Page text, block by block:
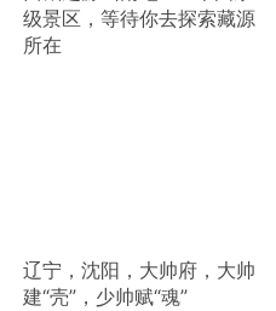
级景区，等待你去探索藏源
所在
辽宁，沈阳，大帅府，大帅
建“壳”，少帅赋“魂”